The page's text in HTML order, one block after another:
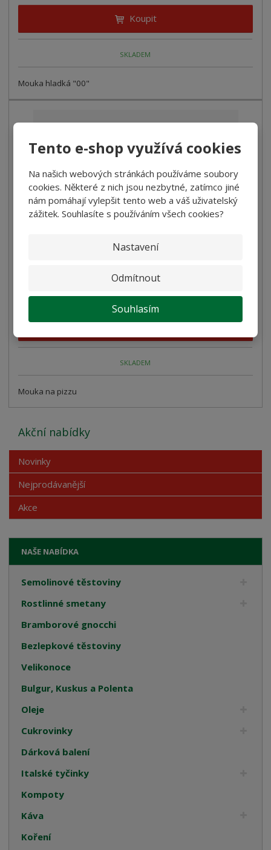
Tento e-shop využívá cookies
Na našich webových stránkách používáme soubory
cookies. Některé z nich jsou nezbytné, zatímco jiné
nám pomáhají vylepšit tento web a váš uživatelský
zážitek. Souhlasíte s používáním všech cookies?
Nastavení
Odmítnout
Souhlasím
Koupit
SKLADEM
Mouka hladká "00"
50,89 Kč bez DPH
SKLADEM
Mouka na pizzu
NAŠE NABÍDKA
Semolinové těstoviny
Rostlinné smetany
Bramborové gnocchi
Bezlepkové těstoviny
Velikonoce
Bulgur, Kuskus a Polenta
Oleje
Cukrovinky
Dárková balení
Italské tyčinky
Kompoty
Káva
Koření
Akční nabídky
Novinky
Nejprodávanější
Akce